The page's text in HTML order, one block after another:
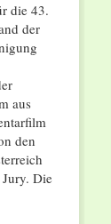
die 43.
der
aus
den
Die